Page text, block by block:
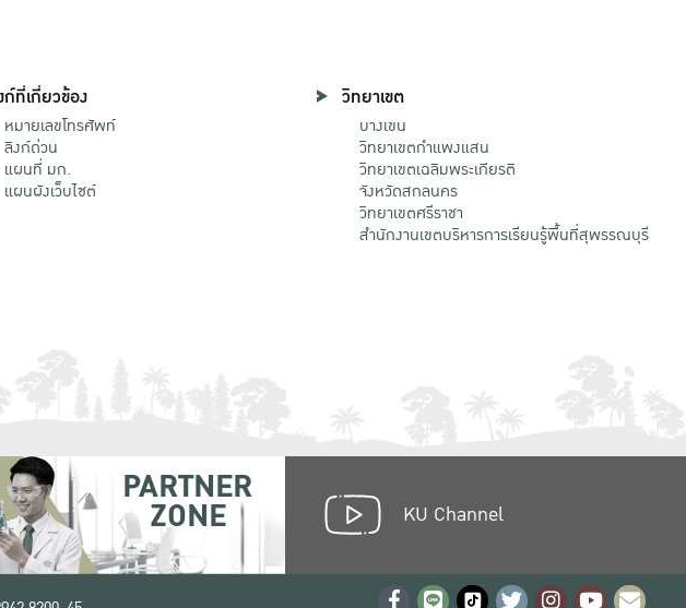
ที่เกี่ยวข้อง
หมายเลขโทรศัพท์
ลิงก์ด่วน
แผนที่ มก.
แผนผังเว็บไซต์
วิทยาเขต
บางเขน
วิทยาเขตกําแพงแสน
วิทยาเขตเฉลิมพระเกียรติ
จังหวัดสกลนคร
วิทยาเขตศรีราชา
สำนักงานเขตบริหารการเรียนรู้พื้นที่สุพรรณบุรี
PARTNER
ZONE KU Channel